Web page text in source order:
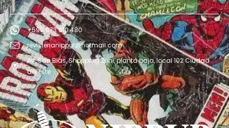
+595 973 610 480
revisterianippur@hotmail.com
Av. San Blás, Shopping Zuni, planta baja, local 102 Ciudad
del Este